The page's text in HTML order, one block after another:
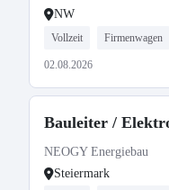
NW
Vollzeit Firmenwagen
02.08.2026
Bauleiter /
NEOGY Energiebau
Steiermark